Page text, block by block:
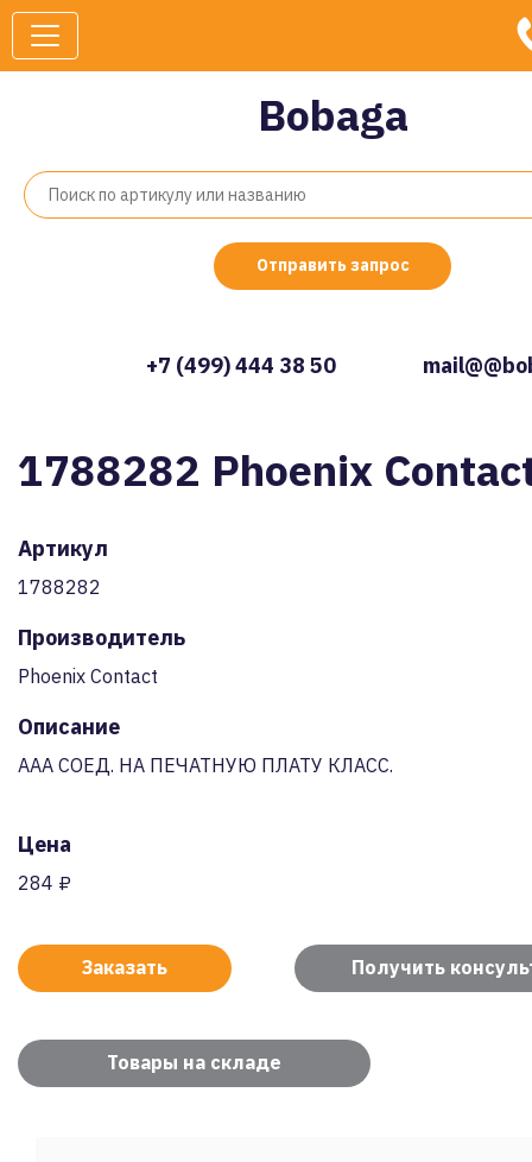
Bobaga
Отправить запрос
+7 (499) 444 38 50
1788282 Phoenix
Артикул
1788282
Производитель
Phoenix Contact
Описание
AAA СОЕД. НА ПЕЧАТНУЮ ПЛАТУ КЛАСС.
Цена
284 ₽
Заказать Получить
Товары на складе